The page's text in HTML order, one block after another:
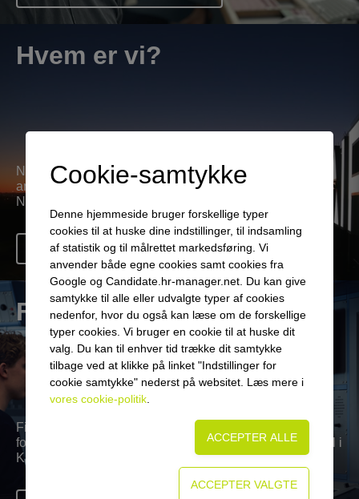
Hvem er vi?
Naviairs kerneaktivitet er flyveledelse, men vi har også
andre forretningsområder - læs mere om hvad vi laver i
Naviair.
Læs mere
Flyveledelse
Find oplysninger om det danske luftrum, de forskellige
former for flyveledelse samt vores tårne og kontrolcentral i
Kastrup.
Cookie-samtykke
Denne hjemmeside bruger forskellige typer
cookies til at huske dine indstillinger, til indsamling
af statistik og til målrettet markedsføring. Vi
anvender både egne cookies samt cookies fra
Google og Candidate.hr-manager.net. Du kan give
samtykke til alle eller udvalgte typer af cookies
nedenfor, hvor du også kan læse om de forskellige
typer cookies. Vi bruger en cookie til at huske dit
valg. Du kan til enhver tid trække dit samtykke
tilbage ved at klikke på linket "Indstillinger for
cookie samtykke" nederst på websitet. Læs mere i
vores cookie-politik